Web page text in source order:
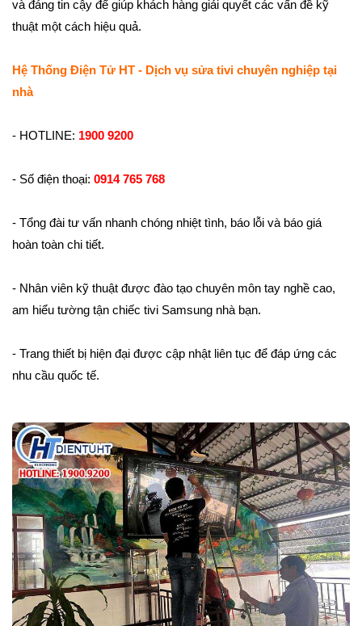
và đáng tin cậy để giúp khách hàng giải quyết các vấn đề kỹ
thuật một cách hiệu quả.
Hệ Thống Điện Tử HT - Dịch vụ sửa tivi chuyên nghiệp tại
nhà
- HOTLINE: 1900 9200
- Số điện thoại: 0914 765 768
- Tổng đài tư vấn nhanh chóng nhiệt tình, báo lỗi và báo giá
hoàn toàn chi tiết.
- Nhân viên kỹ thuật được đào tạo chuyên môn tay nghề cao,
am hiểu tường tận chiếc tivi Samsung nhà bạn.
- Trang thiết bị hiện đại được cập nhật liên tục để đáp ứng các
nhu cầu quốc tế.